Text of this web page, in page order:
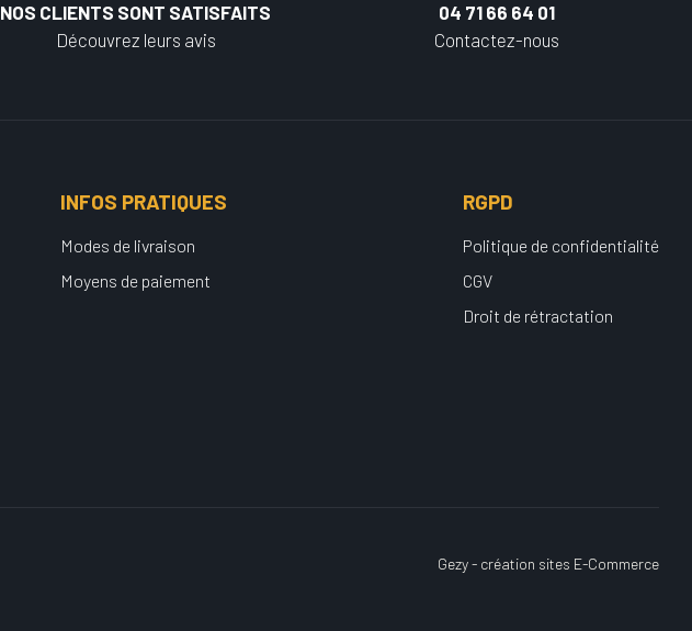
NOS CLIENTS SONT SATISFAITS
Découvrez leurs avis
04 71 66 64 01
Contactez-nous
INFOS PRATIQUES
Modes de livraison
Moyens de paiement
RGPD
Politique de confidentialité
CGV
Droit de rétractation
Gezy - création sites E-Commerce